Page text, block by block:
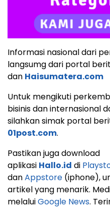
Informasi nasional dari
langsumg dari portal
dan Haisumatera.com
Untuk mengikuti
bisinis dan internasional
silahkan simak portal
01post.com.
Pastikan juga download
aplikasi Hallo.id di
danAppstore (iphone),
artikel yang menarik.
melaluiGoogle News.